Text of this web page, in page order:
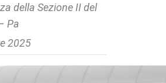
della Sezione II del
Pa
2025